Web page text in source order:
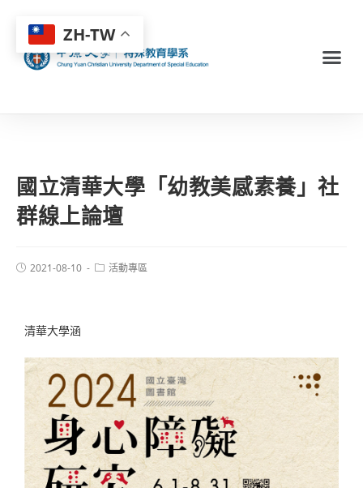
國立清華大學「幼教美感素養」社
群線上論壇
2021-08-10 活動專區
清華大學涵
ZH-TW